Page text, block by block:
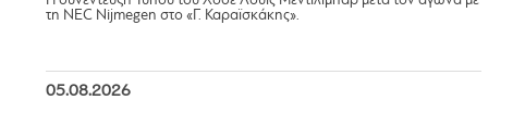
τη NEC Nijmegen στο «Γ. Καραϊσκάκης».
05.08.2026